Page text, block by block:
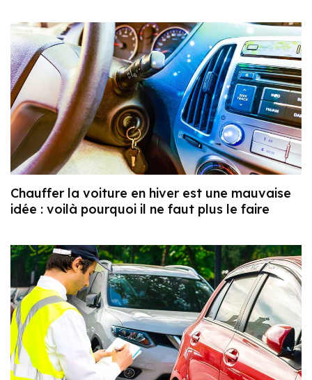
Chauffer la voiture en hiver est une mauvaise
idée : voilà pourquoi il ne faut plus le faire